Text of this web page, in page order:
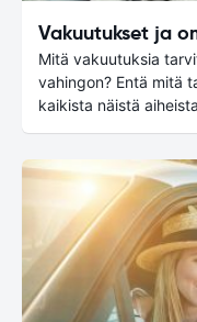
Vakuutukset ja
Mitä vakuutuksia
vahingon? Entä mitä
kaikista näistä